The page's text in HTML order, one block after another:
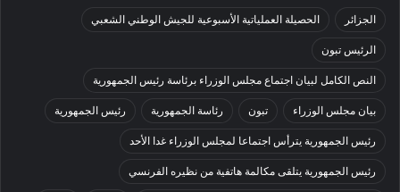
الجزائر الحصيلة العملياتية الأسبوعية للجيش الوطني الشعبي
الرئيس تبون
النص الكامل لبيان اجتماع مجلس الوزراء برئاسة رئيس الجمهورية
بيان مجلس الوزراء تبون رئاسة الجمهورية رئيس الجمهورية
رئيس الجمهورية يترأس اجتماعا لمجلس الوزراء غدا الأحد
رئيس الجمهورية يتلقى مكالمة هاتفية من نظيره الفرنسي